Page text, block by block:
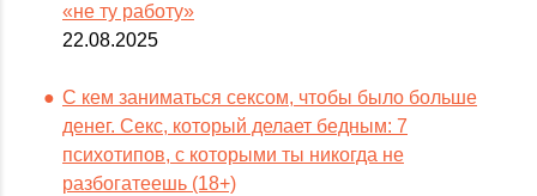
«не ту работу»
22.08.2025
С кем заниматься сексом, чтобы было больше
денег. Секс, который делает бедным: 7
психотипов, с которыми ты никогда не
разбогатеешь (18+)